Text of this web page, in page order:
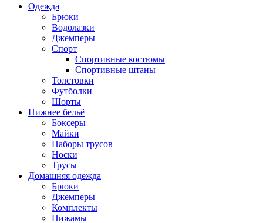
Одежда
Брюки
Водолазки
Джемперы
Спорт
Спортивные костюмы
Спортивные штаны
Толстовки
Футболки
Шорты
Нижнее бельё
Боксеры
Майки
Наборы трусов
Носки
Трусы
Домашняя одежда
Брюки
Джемперы
Комплекты
Пижамы